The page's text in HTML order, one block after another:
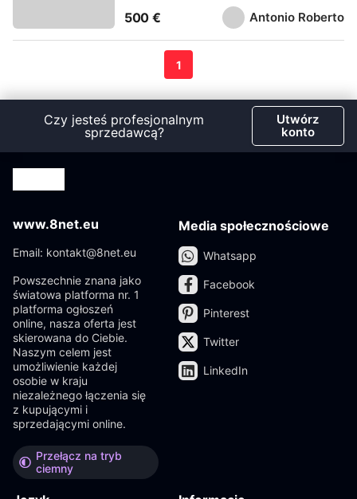
Antonio Roberto
500 €
1
Czy jesteś profesjonalnym
sprzedawcą?
Utwórz
konto
www.8net.eu
Email: kontakt@8net.eu
Powszechnie znana jako
światowa platforma nr. 1
platforma ogłoszeń
online, nasza oferta jest
skierowana do Ciebie.
Naszym celem jest
umożliwienie każdej
osobie w kraju
niezależnego łączenia się
z kupującymi i
sprzedającymi online.
Przełącz na tryb
ciemny
Media społecznościowe
Whatsapp
Facebook
Pinterest
Twitter
LinkedIn